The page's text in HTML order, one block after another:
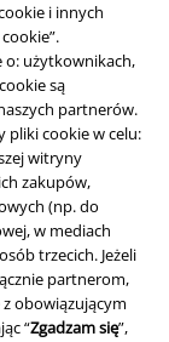
i innych
o: użytkownikach,
są
partnerów.
pliki cookie w celu:
witryny
zakupów,
(np. do
w mediach
trzecich. Jeżeli
partnerom,
obowiązującym
“Zgadzam się”,